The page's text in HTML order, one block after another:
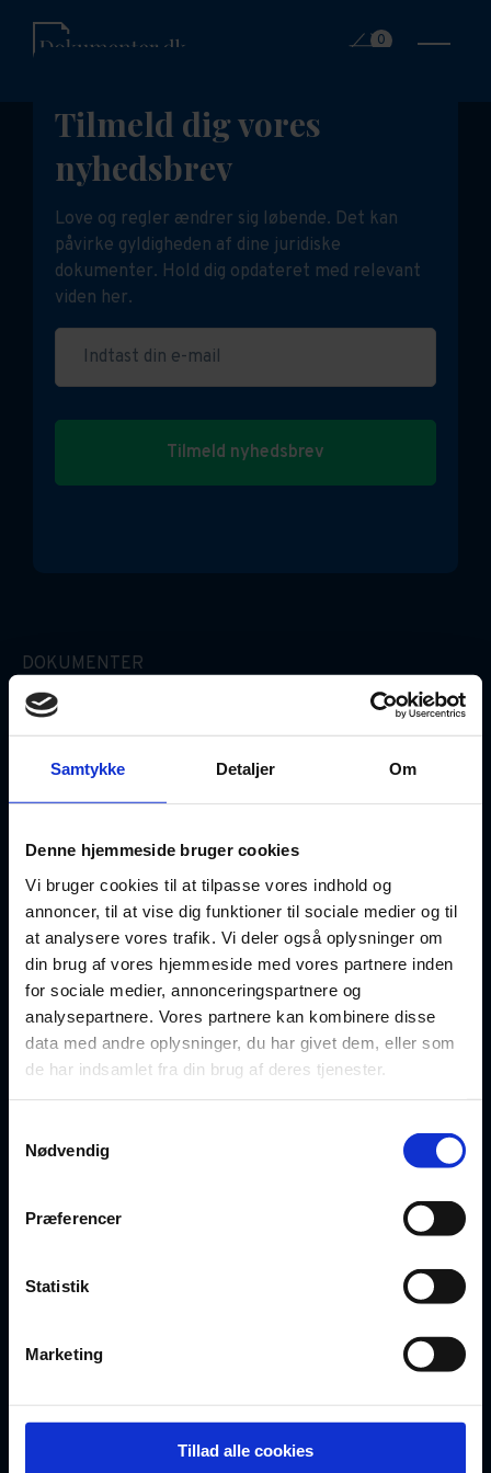
Samtykke Detaljer Om
Denne hjemmeside bruger cookies
Vi bruger cookies til at tilpasse vores indhold og
annoncer, til at vise dig funktioner til sociale medier og til
at analysere vores trafik. Vi deler også oplysninger om
din brug af vores hjemmeside med vores partnere inden
for sociale medier, annonceringspartnere og
analysepartnere. Vores partnere kan kombinere disse
data med andre oplysninger, du har givet dem, eller som
de har indsamlet fra din brug af deres tjenester.
Nødvendig
Præferencer
Statistik
Marketing
Tillad alle cookies
0
Tilmeld dig vores
nyhedsbrev
Love og regler ændrer sig løbende. Det kan
påvirke gyldigheden af dine juridiske
dokumenter. Hold dig opdateret med relevant
viden her.
Indtast din e-mail
Tilmeld nyhedsbrev
DOKUMENTER
Erhvervslejekontrakt (Simpel)
Gældsbrev
Fuldmagter
GOD VIDEN
Oversigt over dokumenter
For privatrådgivere
Opret gratis profil
Vælg abonnement